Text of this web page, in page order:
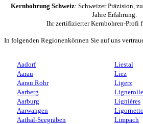
Kernbohrung Schweiz: Schweizer Präzision,
Jahre Erfahrung.
Ihr zertifizierter Kernbohren-Profi
In folgenden Regionenkönnen Sie auf uns
Aadorf
Aarau
Aarau Rohr
Aarberg
Aarburg
Aarwangen
Aathal-Seegräben
Liestal
Liez
Ligerz
Lignerolle
Lignières
Ligornetto
Limpach